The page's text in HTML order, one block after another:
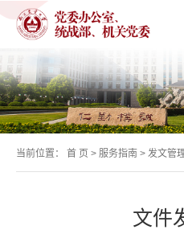
当前位置： 首 页 > 服务指南 > 发文管
文件